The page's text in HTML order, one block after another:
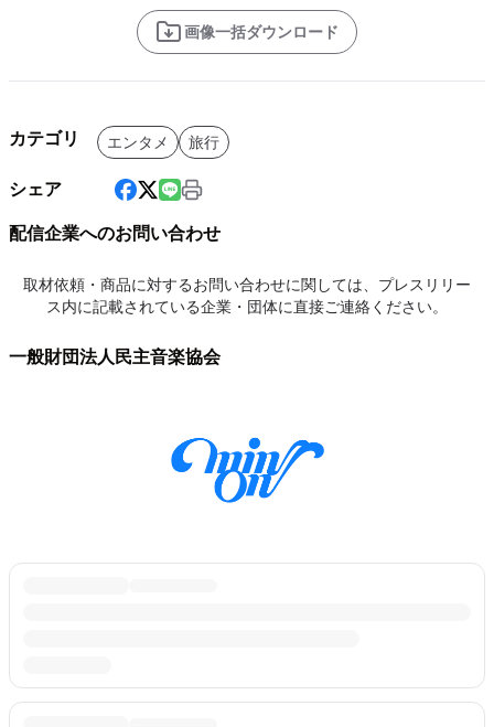
画像一括ダウンロード
カテゴリ エンタメ 旅行
シェア
配信企業へのお問い合わせ
取材依頼・商品に対するお問い合わせに関しては、プレスリリー
ス内に記載されている企業・団体に直接ご連絡ください。
一般財団法人民主音楽協会